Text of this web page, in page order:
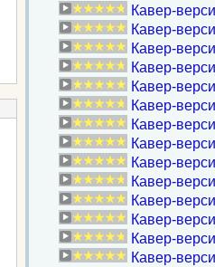
Кавер-
Кавер-
Кавер-
Кавер-
Кавер-
Кавер-
Кавер-
Кавер-
Кавер-
Кавер-
Кавер-
Кавер-
Кавер-
Кавер-